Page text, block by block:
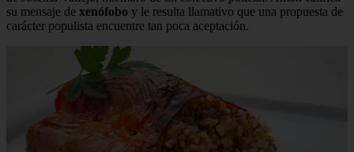
su mensaje de xenófobo y le resulta llamativo que una propuesta de
carácter populista encuentre tan poca aceptación.